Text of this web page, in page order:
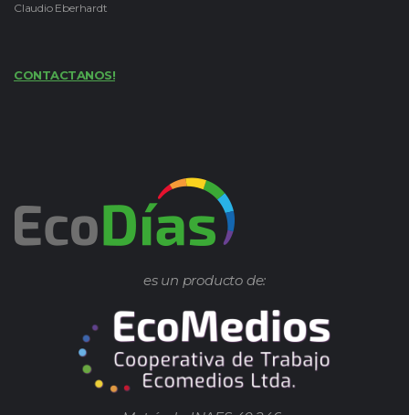
Claudio Eberhardt
CONTACTANOS!
es un producto de: